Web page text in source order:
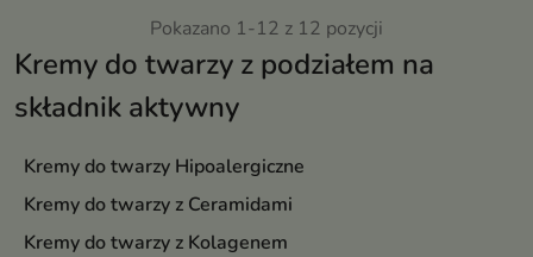
Kremy do twarzy z podziałem na
składnik aktywny
Kremy do twarzy Hipoalergiczne
Kremy do twarzy z Ceramidami
Kremy do twarzy z Kolagenem
Pokazano 1-12 z 12 pozycji